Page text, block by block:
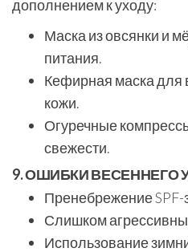
дополнением к уходу:
Маска из овсянки и
питания.
Кефирная маска для
кожи.
Огуречные
свежести.
9. ОШИБКИ ВЕСЕННЕГО
Пренебрежение
Слишком
Использование